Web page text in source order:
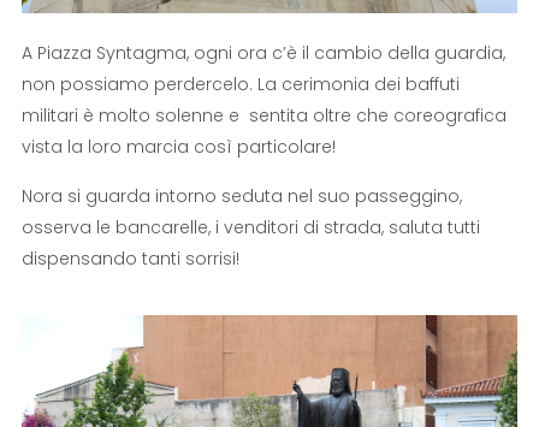
A Piazza Syntagma, ogni ora c’è il cambio della guardia,
non possiamo perdercelo. La cerimonia dei baffuti
militari è molto solenne e sentita oltre che coreografica
vista la loro marcia così particolare!
Nora si guarda intorno seduta nel suo passeggino,
osserva le bancarelle, i venditori di strada, saluta tutti
dispensando tanti sorrisi!